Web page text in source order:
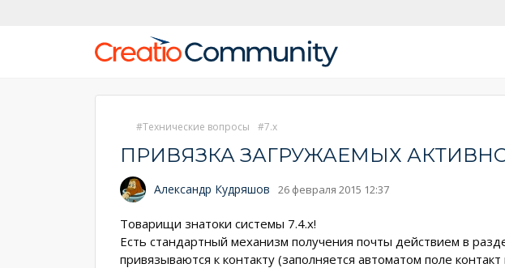
Технические вопросы 7.x
ПРИВЯЗКА ЗАГРУЖАЕМЫХ
Александр Кудряшов 26 февраля 2015 12:37
Товарищи знатоки системы 7.4.x!
Есть стандартный механизм получения почты действием в
привязываются к контакту (заполняется автоматом поле контакт